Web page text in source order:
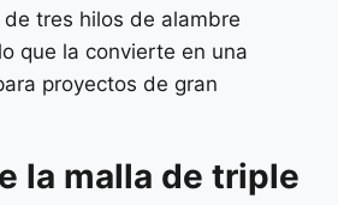
tres hilos de alambre
que la convierte en una
proyectos de gran
la malla de triple